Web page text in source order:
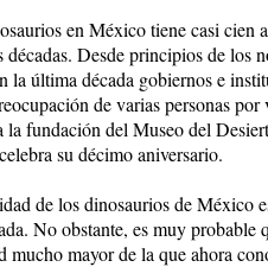
en México tiene casi cien
Desde principios de los
la última década gobiernos e
de varias personas
fundación del Museo del
su décimo aniversario.
de los dinosaurios de México
No obstante, es muy probable
mucho mayor de la que ahora